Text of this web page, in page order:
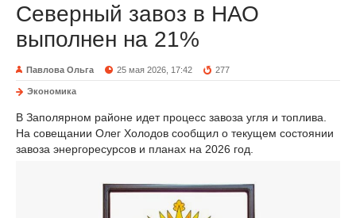
Северный завоз в НАО
выполнен на 21%
Павлова Ольга 25 мая 2026, 17:42 277
Экономика
В Заполярном районе идет процесс завоза угля и топлива.
На совещании Олег Холодов сообщил о текущем состоянии
завоза энергоресурсов и планах на 2026 год.